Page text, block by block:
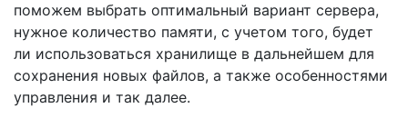
поможем выбрать оптимальный вариант сервера,
нужное количество памяти, с учетом того, будет
ли использоваться хранилище в дальнейшем для
сохранения новых файлов, а также особенностями
управления и так далее.